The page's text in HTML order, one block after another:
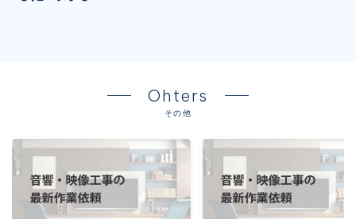
電話工事
音響・映像設備工事
保守メンテナンス代行
Ohters
その他